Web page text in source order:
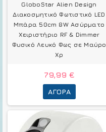
GloboStar Alien Design
Διακοσμητικό Φωτιστικό LED
Μπάρα 50cm 8W Ασύρματο
Χειριστήριο RF & Dimmer
Φυσικό Λευκό Φως σε Μαύρο
Χρ
79,99 €
ΑΓΟΡΆ